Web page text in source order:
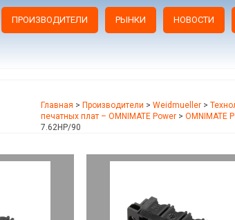
ПРОИЗВОДИТЕЛИ РЫНКИ НОВОСТИ
Главная > Производители > Weidmueller >
печатных плат – OMNIMATE Power > OMNIMATE
7.62HP/90